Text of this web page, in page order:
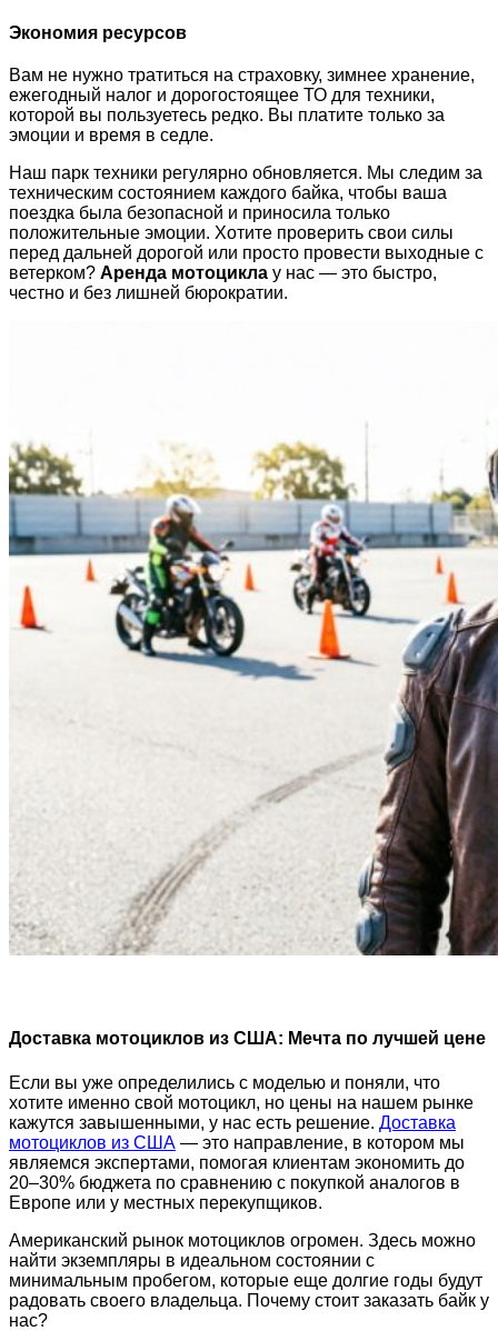
Экономия ресурсов
Вам не нужно тратиться на страховку, зимнее хранение,
ежегодный налог и дорогостоящее ТО для техники,
которой вы пользуетесь редко. Вы платите только за
эмоции и время в седле.
Наш парк техники регулярно обновляется. Мы следим за
техническим состоянием каждого байка, чтобы ваша
поездка была безопасной и приносила только
положительные эмоции. Хотите проверить свои силы
перед дальней дорогой или просто провести выходные с
ветерком? Аренда мотоцикла у нас — это быстро,
честно и без лишней бюрократии.
Доставка мотоциклов из США: Мечта по лучшей цене
Если вы уже определились с моделью и поняли, что
хотите именно свой мотоцикл, но цены на нашем рынке
кажутся завышенными, у нас есть решение. Доставка
мотоциклов из США — это направление, в котором мы
являемся экспертами, помогая клиентам экономить до
20–30% бюджета по сравнению с покупкой аналогов в
Европе или у местных перекупщиков.
Американский рынок мотоциклов огромен. Здесь можно
найти экземпляры в идеальном состоянии с
минимальным пробегом, которые еще долгие годы будут
радовать своего владельца. Почему стоит заказать байк у
нас?